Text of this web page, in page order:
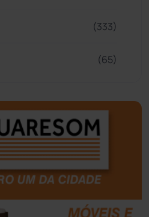
(333)
(65)
(507)
(152)